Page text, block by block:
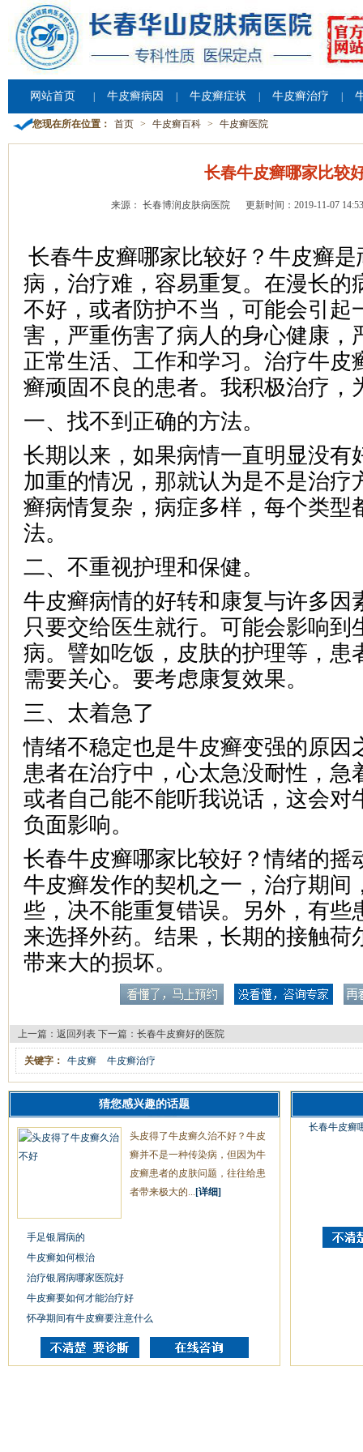
网站首页 牛皮癣病因 牛皮癣症状 牛皮癣治疗
您现在所在位置： 首页 > 牛皮癣百科 > 牛皮癣医院
长春牛皮癣哪家比较
来源： 长春博润皮肤病医院 更新时间：2019-11-07
长春牛皮癣哪家比较好？牛皮癣
病，治疗难，容易重复。在漫长的
不好，或者防护不当，可能会引起
害，严重伤害了病人的身心健康，
正常生活、工作和学习。治疗牛皮
癣顽固不良的患者。我积极治疗，
一、找不到正确的方法。
长期以来，如果病情一直明显没有
加重的情况，那就认为是不是治疗
癣病情复杂，病症多样，每个类型
法。
二、不重视护理和保健。
牛皮癣病情的好转和康复与许多因
只要交给医生就行。可能会影响到
病。譬如吃饭，皮肤的护理等，患
需要关心。要考虑康复效果。
三、太着急了
情绪不稳定也是牛皮癣变强的原因
患者在治疗中，心太急没耐性，急
或者自己能不能听我说话，这会对
负面影响。
长春牛皮癣哪家比较好？情绪的摇
牛皮癣发作的契机之一，治疗期间
些，决不能重复错误。另外，有些
来选择外药。结果，长期的接触荷
带来大的损坏。
上一篇： 返回列表 下一篇： 长春牛皮癣好的医院
关键字： 牛皮癣 牛皮癣治疗
猜您感兴趣的话题
头皮得了牛皮癣久治不好？牛皮
癣并不是一种传染病，但因为牛
皮癣患者的皮肤问题，往往给患
者带来极大的... [详细]
手足银屑病的
牛皮癣如何根治
治疗银屑病哪家医院好
牛皮癣要如何才能治疗好
怀孕期间有牛皮癣要注意什么
长春牛皮癣